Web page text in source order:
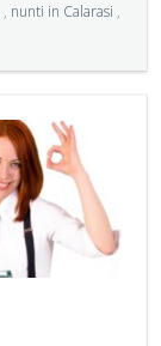
, nunti in Calarasi ,